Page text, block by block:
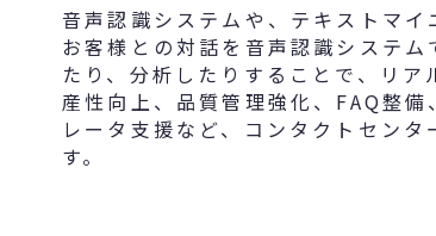
音声認識システムや、テキストマイ
お客様との対話を音声認識システ
たり、分析したりすることで、リ
産性向上、品質管理強化、FAQ整
レータ支援など、コンタクトセン
す。